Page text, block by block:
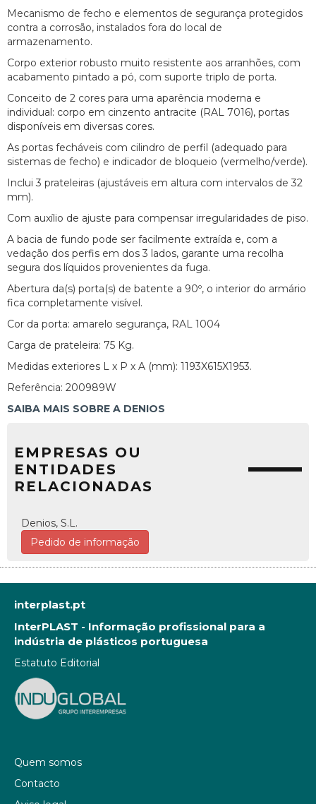
Mecanismo de fecho e elementos de segurança protegidos
contra a corrosão, instalados fora do local de
armazenamento.
Corpo exterior robusto muito resistente aos arranhões, com
acabamento pintado a pó, com suporte triplo de porta.
Conceito de 2 cores para uma aparência moderna e
individual: corpo em cinzento antracite (RAL 7016), portas
disponíveis em diversas cores.
As portas fecháveis com cilindro de perfil (adequado para
sistemas de fecho) e indicador de bloqueio (vermelho/verde).
Inclui 3 prateleiras (ajustáveis em altura com intervalos de 32
mm).
Com auxílio de ajuste para compensar irregularidades de piso.
A bacia de fundo pode ser facilmente extraída e, com a
vedação dos perfis em dos 3 lados, garante uma recolha
segura dos líquidos provenientes da fuga.
Abertura da(s) porta(s) de batente a 90º, o interior do armário
fica completamente visível.
Cor da porta: amarelo segurança, RAL 1004
Carga de prateleira: 75 Kg.
Medidas exteriores L x P x A (mm): 1193X615X1953.
Referência: 200989W
SAIBA MAIS SOBRE A DENIOS
EMPRESAS OU
ENTIDADES
RELACIONADAS
Denios, S.L.
Pedido de informação
interplast.pt
InterPLAST - Informação profissional para a
indústria de plásticos portuguesa
Estatuto Editorial
Quem somos
Contacto